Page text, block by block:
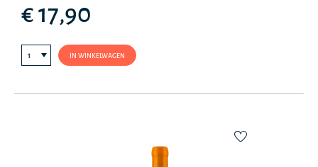
€ 17,90
IN WINKELWAGEN